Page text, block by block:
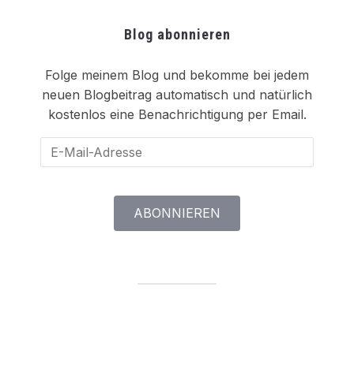
Blog abonnieren
Folge meinem Blog und bekomme bei jedem
neuen Blogbeitrag automatisch und natürlich
kostenlos eine Benachrichtigung per Email.
Mail-
ABONNIEREN